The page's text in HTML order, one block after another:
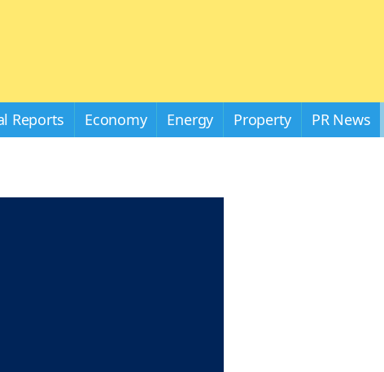
Reports Economy Energy Property PR News